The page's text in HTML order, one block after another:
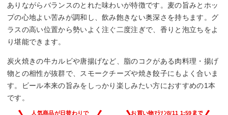
ありながらバランスのとれた味わいが特徴です。麦の旨みとホッ
プの心地よい苦みが調和し、飲み飽きない奥深さを持ちます。グ
ラスの高い位置から勢いよく注ぐ二度注ぎで、香りと泡立ちをよ
り堪能できます。
炭火焼きの牛カルビや唐揚げなど、脂のコクがある肉料理・揚げ
物との相性が抜群で、スモークチーズや焼き餃子にもよく合いま
す。ビール本来の旨みをしっかり楽しみたい方におすすめの1本
です。